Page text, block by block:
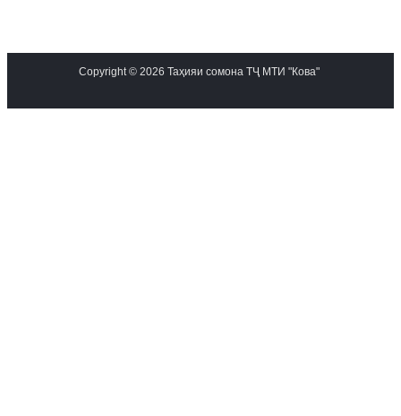
Copyright © 2026 Таҳияи сомона ТҶ МТИ "Кова"